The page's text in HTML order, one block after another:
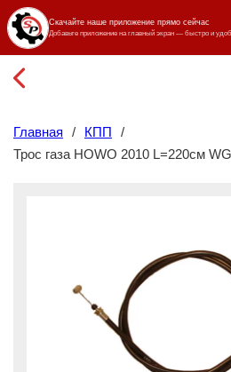
Главная / КПП
/
Трос газа HOWO 2010 L=220см